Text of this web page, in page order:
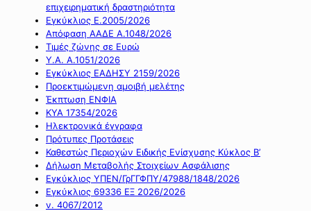
επιχειρηματική δραστηριότητα
Εγκύκλιος Ε.2005/2026
Απόφαση ΑΑΔΕ Α.1048/2026
Τιμές ζώνης σε Ευρώ
Υ.Α. Α.1051/2026
Εγκύκλιος ΕΑΔΗΣΥ 2159/2026
Προεκτιμώμενη αμοιβή μελέτης
Έκπτωση ΕΝΦΙΑ
ΚΥΑ 17354/2026
Ηλεκτρονικά έγγραφα
Πρότυπες Προτάσεις
Καθεστώς Περιοχών Ειδικής Ενίσχυσης Κύκλος Β’
Δήλωση Μεταβολής Στοιχείων Ασφάλισης
Εγκύκλιος ΥΠΕΝ/ΓρΓΓΦΠΥ/47988/1848/2026
Εγκύκλιος 69336 ΕΞ 2026/2026
ν. 4067/2012